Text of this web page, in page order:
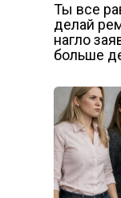
Ты все
делай
нагло
больше